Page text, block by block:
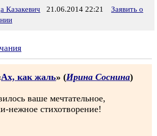
Казакевич 21.06.2014 22:21
Заявить о
Ах, как жаль» (Ирина Соснина)
ваше мечтательное,
нежное стихотворение!